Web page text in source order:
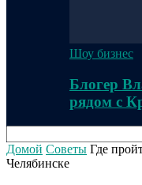
Шоу бизнес
Блогер
рядом с
Домой Советы Где
Челябинске